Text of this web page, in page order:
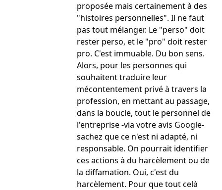
proposée mais certainement à des
"histoires personnelles". Il ne faut
pas tout mélanger. Le "perso" doit
rester perso, et le "pro" doit rester
pro. C'est immuable. Du bon sens.
Alors, pour les personnes qui
souhaitent traduire leur
mécontentement privé à travers la
profession, en mettant au passage,
dans la boucle, tout le personnel de
l'entreprise -via votre avis Google-
sachez que ce n'est ni adapté, ni
responsable. On pourrait identifier
ces actions à du harcèlement ou de
la diffamation. Oui, c'est du
harcèlement. Pour que tout celà